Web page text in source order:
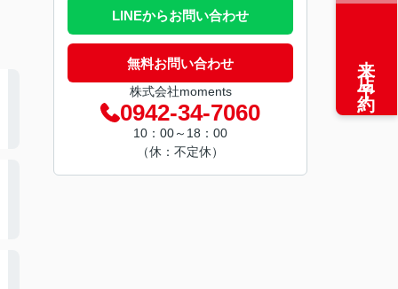
LINEからお問い合わせ
無料お問い合わせ
株式会社moments
0942-34-7060
10：00～18：00
（休：不定休）
来店予約